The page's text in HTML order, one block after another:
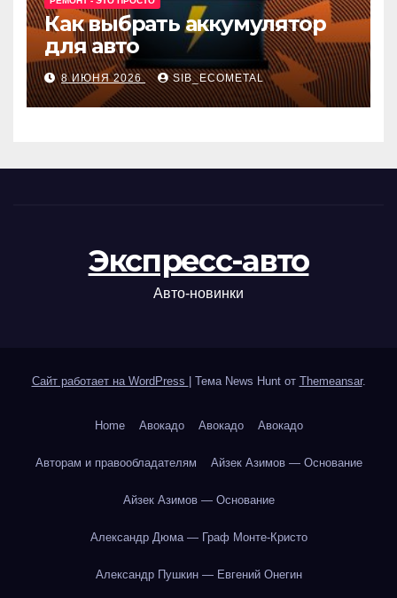
Как выбрать аккумулятор
для авто
8 ИЮНЯ 2026 SIB_ECOMETAL
Экспресс-авто
Авто-новинки
Сайт работает на WordPress Тема News Hunt от Themeansar.
Home Авокадо Авокадо Авокадо
Авторам и правообладателям Айзек Азимов — Основание
Айзек Азимов — Основание
Александр Дюма — Граф Монте-Кристо
Александр Пушкин — Евгений Онегин